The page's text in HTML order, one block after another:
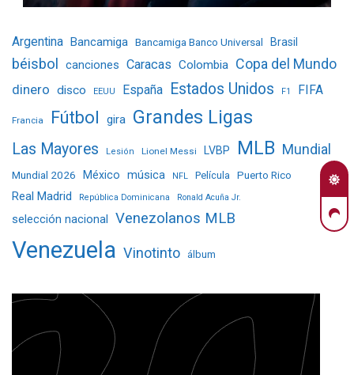
Argentina Bancamiga Bancamiga Banco Universal Brasil
béisbol canciones Caracas Colombia Copa del Mundo
dinero disco EEUU España Estados Unidos F1 FIFA
Francia Fútbol gira Grandes Ligas
Las Mayores Lesión Lionel Messi LVBP MLB Mundial
Mundial 2026 México música NFL Película Puerto Rico
Real Madrid República Dominicana Ronald Acuña Jr.
selección nacional Venezolanos MLB
Venezuela Vinotinto álbum